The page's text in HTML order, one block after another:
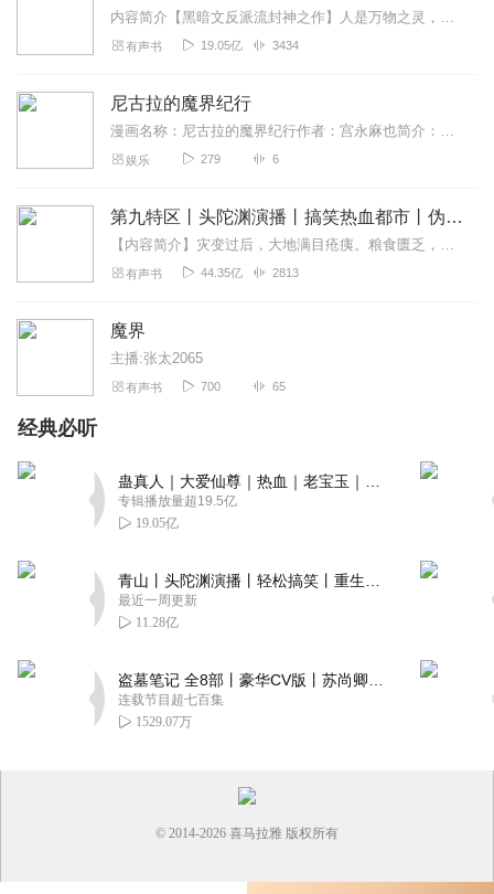
内容简介【黑暗文反派流封神之作】人是万物之灵，蛊是天地真精。一个穿越者不断重生的故事。一个养蛊、炼蛊、用蛊的奇特世界。配音组（男角色）老宝玉旁白...
有声书 19.05亿 3434
尼古拉的魔界纪行
漫画名称：尼古拉的魔界纪行作者：宫永麻也简介：人类的少女·尼古拉，到魔界的旅途纪实。从人类界迷路到魔界的少女·尼古拉，被路过的恶魔族的旅商人·塞蒙捡到，然后去旅...
娱乐 279 6
第九特区丨头陀渊演播丨搞笑热血都市丨伪戒丨VIP免费多人有声剧
【内容简介】灾变过后，大地满目疮痍。粮食匮乏，资源紧俏，局势混乱……一位从待规划区杀出来的青年，背对着漫天黄沙，孤身来到九区谋生，却不曾想偶然结识三五好友，一念...
有声书 44.35亿 2813
魔界
主播:张太2065
有声书 700 65
经典必听
专辑播放量超19.5亿
19.05亿
最近一周更新
11.28亿
连载节目超七百集
1529.07万
© 2014-2026 喜马拉雅 版权所有